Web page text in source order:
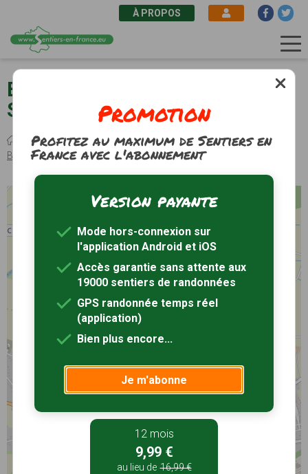
au
contenu
principal
À PROPOS
Beaufort-en-Vallée (49) -
Sentier marais et patrimoine
Fil
d'Ariane
Sentiers de randonnée Pays de la Loire
Maine-et-Loire
Beaufort-en-Vallée Randonnée Sentier marais et patrimoine
Promotion
Profitez au maximum de Sentiers en
France avec l'abonnement
Version payante
Mode hors-connexion sur
l'application Android et iOS
Accès garantie sans attente aux
19000 sentiers de randonnées
GPS randonnée temps réel
(application)
Bien plus encore...
Je m'abonne
12 mois
9,99 €
au lieu de 16,99 €